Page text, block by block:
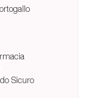
Sicuro